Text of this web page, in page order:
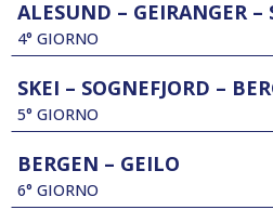
ALESUND – GEIRANGER –
4° GIORNO
SKEI – SOGNEFJORD –
5° GIORNO
BERGEN – GEILO
6° GIORNO